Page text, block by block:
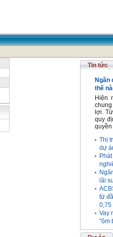
Tin tức
Ngăn
thế
Hiện
lợi.
quy
Thị
dự
lãi
từ
0,75
Vay
"ôm